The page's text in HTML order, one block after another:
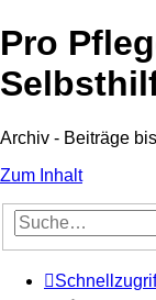
Pro
Archiv - Beiträge
Zum Inhalt